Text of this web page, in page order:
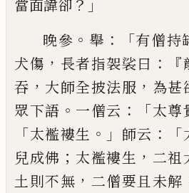
當面諱卻 ？」
晚參 。 舉 ：「有僧持
犬傷 ， 長者指袈裟曰 ：『
吞 ， 大師全披法服 ， 為甚
眾下語 。 一僧云 ：「太尊
「太襤褸生 。」 師云 ：「
兒成佛 ； 太襤褸生 ， 二祖
土則不無 ， 二僧要且未解